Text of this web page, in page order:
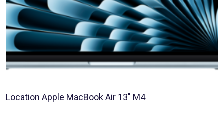
Location Apple MacBook Air 13″ M4